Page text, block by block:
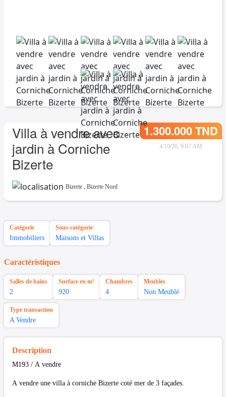
Villa à vendre avec
jardin à Corniche
Bizerte
1.300.000 TND
4/10/26, 9:07 AM
Bizerte , Bizerte Nord
Catégorie
Immobiliers
Sous-catégorie
Maisons et Villas
Caractéristiques
Salles de bains
2
Surface en m²
920
Chambres
4
Meubles
Non Meublé
Type transaction
A Vendre
Description
M193 / A vendre
A vendre une villa à corniche Bizerte coté mer de 3 façades.